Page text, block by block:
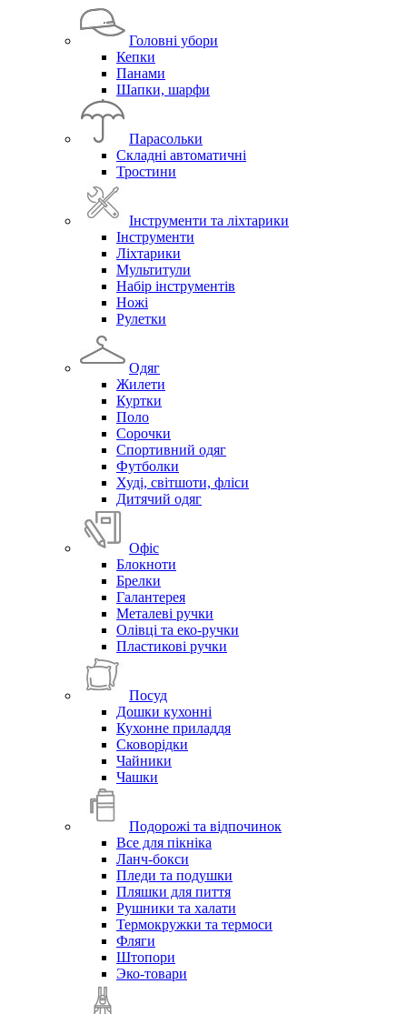
Головні убори
Кепки
Панами
Шапки, шарфи
Парасольки
Складні автоматичні
Тростини
Інструменти та ліхтарики
Інструменти
Ліхтарики
Мультитули
Набір інструментів
Ножі
Рулетки
Одяг
Жилети
Куртки
Поло
Сорочки
Спортивний одяг
Футболки
Худі, світшоти, фліси
Дитячий одяг
Офіс
Блокноти
Брелки
Галантерея
Металеві ручки
Олівці та еко-ручки
Пластикові ручки
Посуд
Дошки кухонні
Кухонне приладдя
Сковорідки
Чайники
Чашки
Подорожі та відпочинок
Все для пікніка
Ланч-бокси
Пледи та подушки
Пляшки для пиття
Рушники та халати
Термокружки та термоси
Фляги
Штопори
Эко-товари